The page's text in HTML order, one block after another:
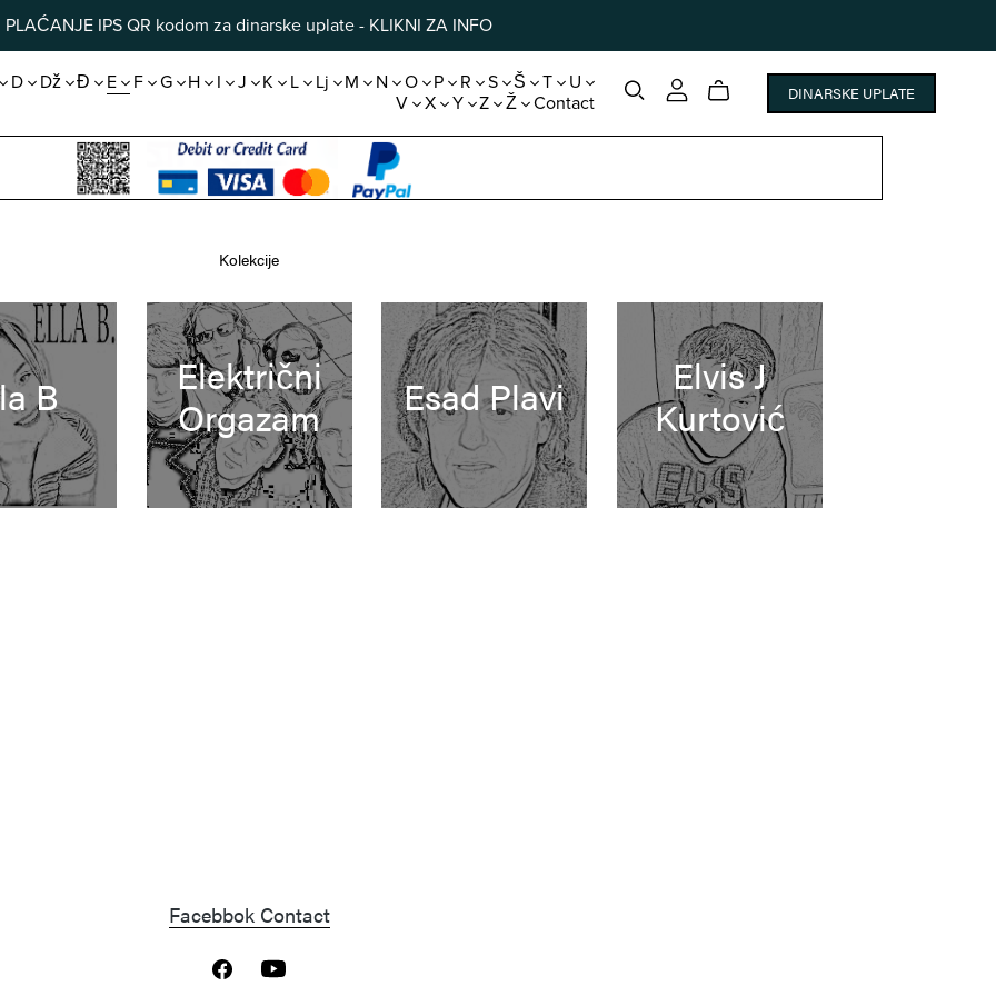
PLAĆANJE IPS QR kodom za dinarske uplate - KLIKNI ZA INFO
D Dž Đ E F G H I J K L Lj M N O P R S Š T U
V X Y Z Ž Contact DINARSKE UPLATE
Kolekcije
B
Električni
Orgazam
Esad Plavi
Elvis J
Kurtović
Facebbok Contact